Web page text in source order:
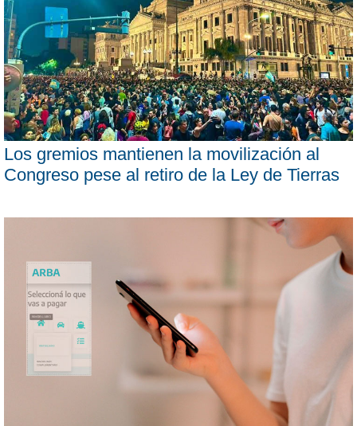
Los gremios mantienen la movilización al
Congreso pese al retiro de la Ley de Tierras